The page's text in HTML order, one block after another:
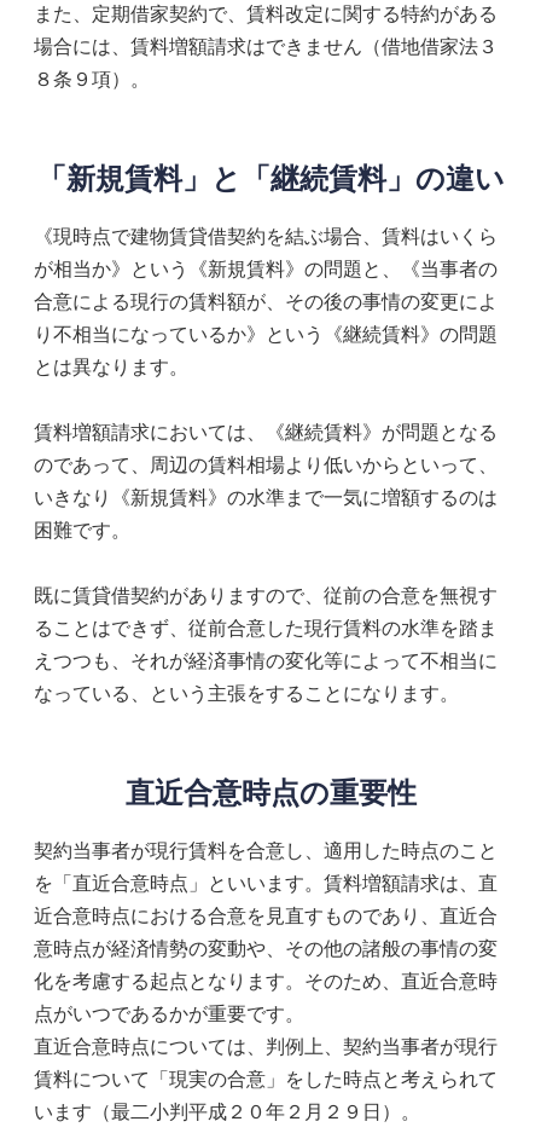
また、定期借家契約で、賃料改定に関する特約がある
場合には、賃料増額請求はできません（借地借家法３
８条９項）。
「新規賃料」と「継続賃料」の違い
《現時点で建物賃貸借契約を結ぶ場合、賃料はいくら
が相当か》という《新規賃料》の問題と、《当事者の
合意による現行の賃料額が、その後の事情の変更によ
り不相当になっているか》という《継続賃料》の問題
とは異なります。
賃料増額請求においては、《継続賃料》が問題となる
のであって、周辺の賃料相場より低いからといって、
いきなり《新規賃料》の水準まで一気に増額するのは
困難です。
既に賃貸借契約がありますので、従前の合意を無視す
ることはできず、従前合意した現行賃料の水準を踏ま
えつつも、それが経済事情の変化等によって不相当に
なっている、という主張をすることになります。
直近合意時点の重要性
契約当事者が現行賃料を合意し、適用した時点のこと
を「直近合意時点」といいます。賃料増額請求は、直
近合意時点における合意を見直すものであり、直近合
意時点が経済情勢の変動や、その他の諸般の事情の変
化を考慮する起点となります。そのため、直近合意時
点がいつであるかが重要です。
直近合意時点については、判例上、契約当事者が現行
賃料について「現実の合意」をした時点と考えられて
います（最二小判平成２０年２月２９日）。